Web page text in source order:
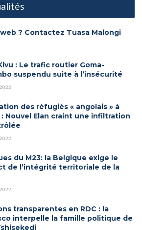
? Contactez Tuasa Malongi
: Le trafic routier Goma-
suspendu suite à l’insécurité
des réfugiés « angolais » à
Nouvel Elan craint une infiltration
du M23: la Belgique exige le
de l’intégrité territoriale de la
transparentes en RDC : la
interpelle la famille politique de